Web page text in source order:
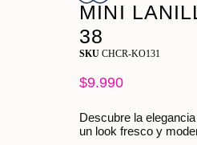
MINI
38
SKUCHCR-KO131
$9.990
Descubre la
un look fresco y